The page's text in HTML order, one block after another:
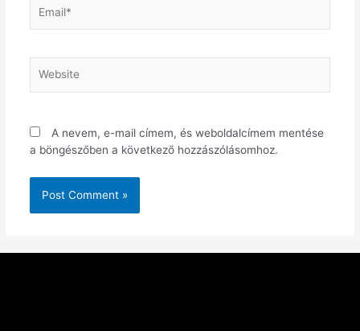
A nevem, e-mail címem, és weboldalcímem mentése
a böngészőben a következő hozzászólásomhoz.